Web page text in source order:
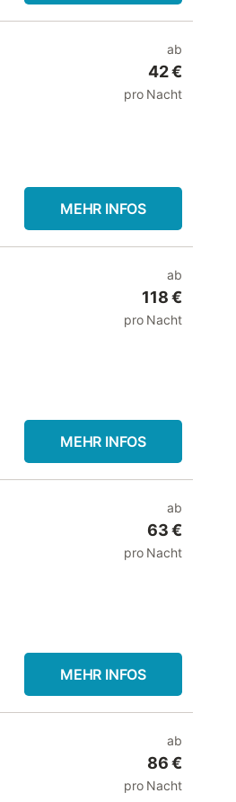
ab
42 €
pro Nacht
MEHR INFOS
ab
118 €
pro Nacht
MEHR INFOS
ab
63 €
pro Nacht
MEHR INFOS
ab
86 €
pro Nacht